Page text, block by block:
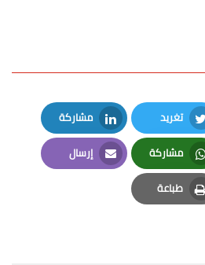
تغريد
Twitter
مشاركة
LinkedIn
مشاركة
Whatsapp
إرسال
Email
طباعة
Print